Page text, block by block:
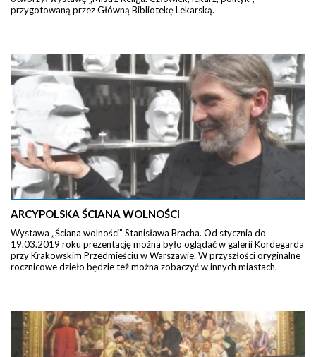
przygotowaną przez Główną Bibliotekę Lekarską.
ARCYPOLSKA ŚCIANA WOLNOŚCI
Wystawa „Ściana wolności” Stanisława Bracha. Od stycznia do
19.03.2019 roku prezentację można było oglądać w galerii Kordegarda
przy Krakowskim Przedmieściu w Warszawie. W przyszłości oryginalne
rocznicowe dzieło będzie też można zobaczyć w innych miastach.